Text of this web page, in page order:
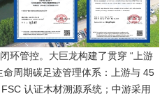
环管控。 大巨龙构建了贯穿 “上游
周期碳足迹管理体系：上游与 45
认证木材溯源系统；中游采用